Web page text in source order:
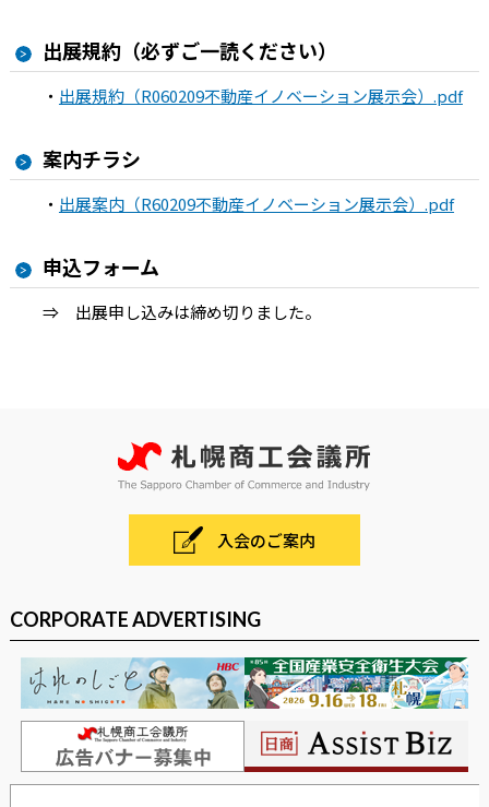
出展規約（必ずご一読ください）
・ 出展規約（R060209不動産イノベーション展示会）.pdf
案内チラシ
・ 出展案内（R60209不動産イノベーション展示会）.pdf
申込フォーム
⇒ 出展申し込みは締め切りました。
入会のご案内
CORPORATE ADVERTISING